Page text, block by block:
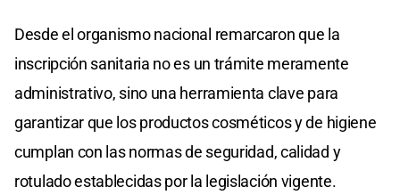
Desde el organismo nacional remarcaron que la
inscripción sanitaria no es un trámite meramente
administrativo, sino una herramienta clave para
garantizar que los productos cosméticos y de higiene
cumplan con las normas de seguridad, calidad y
rotulado establecidas por la legislación vigente.